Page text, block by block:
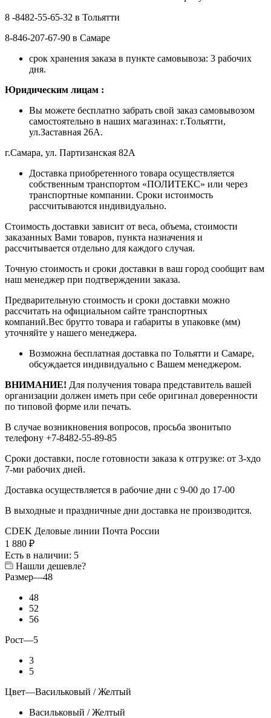
8 -8482-55-65-32 в Тольятти
8-846-207-67-90 в Самаре
срок хранения заказа в пункте самовывоза: 3 рабочих
дня.
Юридическим лицам :
Вы можете бесплатно забрать свой заказ самовывозом
самостоятельно в наших магазинах: г.Тольятти,
ул.Заставная 26А.
г.Самара, ул. Партизанская 82А
Доставка приобретенного товара осуществляется
собственным транспортом «ПОЛИТЕКС» или через
транспортные компании. Сроки истоимость
рассчитываются индивидуально.
Стоимость доставки зависит от веса, объема, стоимости
заказанных Вами товаров, пункта назначения и
рассчитывается отдельно для каждого случая.
Точную стоимость и сроки доставки в ваш город сообщит вам
наш менеджер при подтверждении заказа.
Предварительную стоимость и сроки доставки можно
рассчитать на официальном сайте транспортных
компаний.Вес брутто товара и габариты в упаковке (мм)
уточняйте у нашего менеджера.
Возможна бесплатная доставка по Тольятти и Самаре,
обсуждается индивидуально с Вашем менеджером.
ВНИМАНИЕ! Для получения товара представитель вашей
организации должен иметь при себе оригинал доверенности
по типовой форме или печать.
В случае возникновения вопросов, просьба звонитьпо
телефону +7-8482-55-89-85
Сроки доставки, после готовности заказа к отгрузке: от 3-хдо
7-ми рабочих дней.
Доставка осуществляется в рабочие дни с 9-00 до 17-00
В выходные и праздничные дни доставка не производится.
CDEK Деловые линии Почта России
1 880 ₽
Есть в наличии: 5
Нашли дешевле?
Размер—48
48
52
56
Рост—5
3
5
Цвет—Васильковый / Желтый
Васильковый / Желтый